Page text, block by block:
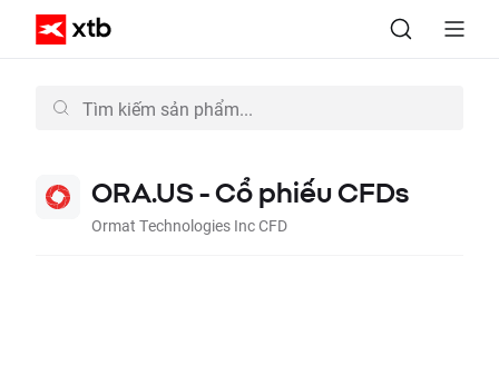
ORA.US - Cổ phiếu CFDs
Ormat Technologies Inc CFD